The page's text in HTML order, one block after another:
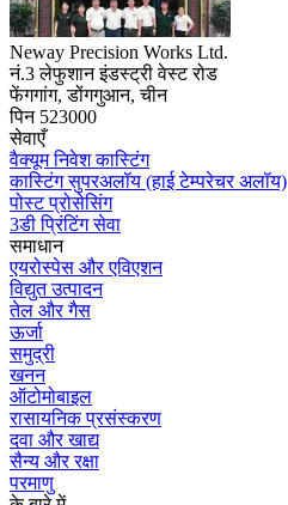
Neway Precision Works Ltd.
नं.3 लेफुशान इंडस्ट्री वेस्ट रोड
फेंगगांग, डोंगगुआन, चीन
पिन 523000
सेवाएँ
वैक्यूम निवेश कास्टिंग
कास्टिंग सुपरअलॉय (हाई टेम्परेचर अलॉय)
पोस्ट प्रोसेसिंग
3डी प्रिंटिंग सेवा
समाधान
एयरोस्पेस और एविएशन
विद्युत उत्पादन
तेल और गैस
ऊर्जा
समुद्री
खनन
ऑटोमोबाइल
रासायनिक प्रसंस्करण
दवा और खाद्य
सैन्य और रक्षा
परमाणु